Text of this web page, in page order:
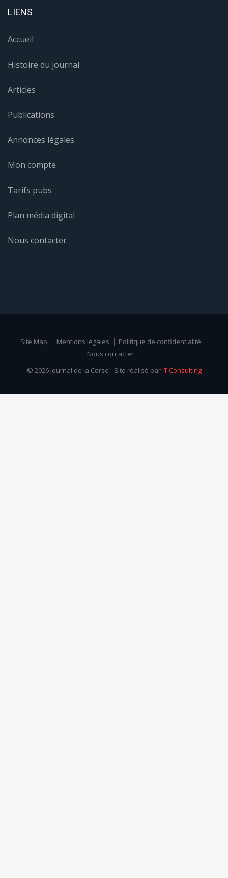
LIENS
Accueil
Histoire du journal
Articles
Publications
Annonces légales
Mon compte
Tarifs pubs
Plan média digital
Nous contacter
Site Map Mentions légales
Politique de confidentialité
Nous contacter
© 2026 Journal de la Corse - Site réalisé parIT Consulting